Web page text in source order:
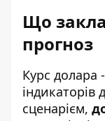
Що
прогноз
Курс долара
сценарієм,